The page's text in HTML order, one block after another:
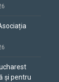
și pentru